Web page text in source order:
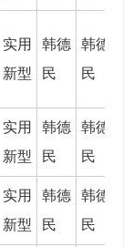
实用
新型
韩德
民
韩德
民
实用
新型
韩德
民
韩德
民
实用
新型
韩德
民
韩德
民